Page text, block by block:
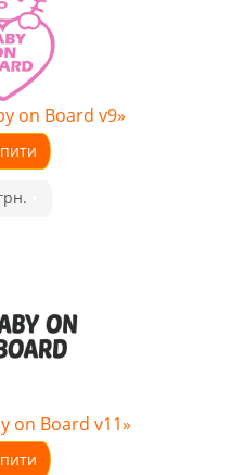
on Board v9»
on Board v11»